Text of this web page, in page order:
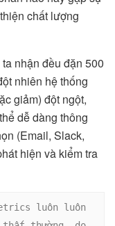
chất lượng
nhận đều đặn 500
nhiên hệ thống
giảm) đột ngột,
dễ dàng thông
(Email, Slack,
hiện và kiểm tra
luôn luôn